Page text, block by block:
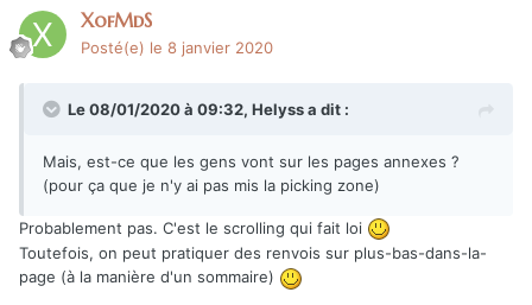
XofMdS
Posté(e) le 8 janvier 2020
Le 08/01/2020 à 09:32, Helyssa dit :
Mais, est-ce que les gens vont sur les pages annexes ?
(pour ça que je n'y ai pas mis la picking zone)
Probablement pas. C'est le scrolling qui fait loi
Toutefois, on peut pratiquer des renvois sur plus-bas-dans-la-
page (à la manière d'un sommaire)